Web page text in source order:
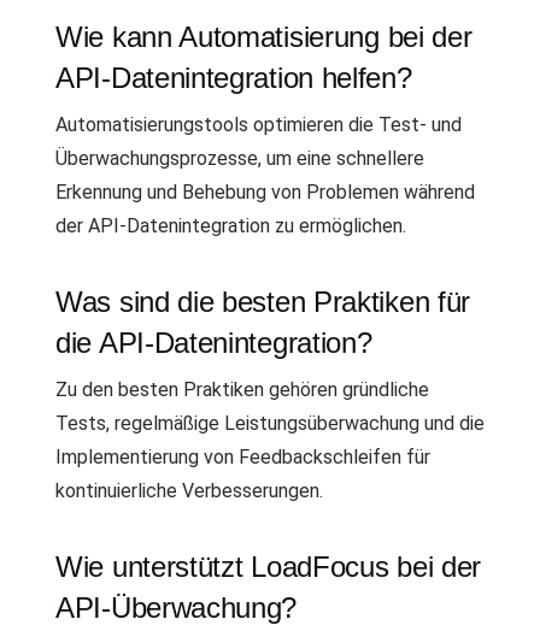
Wie kann Automatisierung bei der
API-Datenintegration helfen?
Automatisierungstools optimieren die Test- und
Überwachungsprozesse, um eine schnellere
Erkennung und Behebung von Problemen während
der API-Datenintegration zu ermöglichen.
Was sind die besten Praktiken für
die API-Datenintegration?
Zu den besten Praktiken gehören gründliche
Tests, regelmäßige Leistungsüberwachung und die
Implementierung von Feedbackschleifen für
kontinuierliche Verbesserungen.
Wie unterstützt LoadFocus bei der
API-Überwachung?